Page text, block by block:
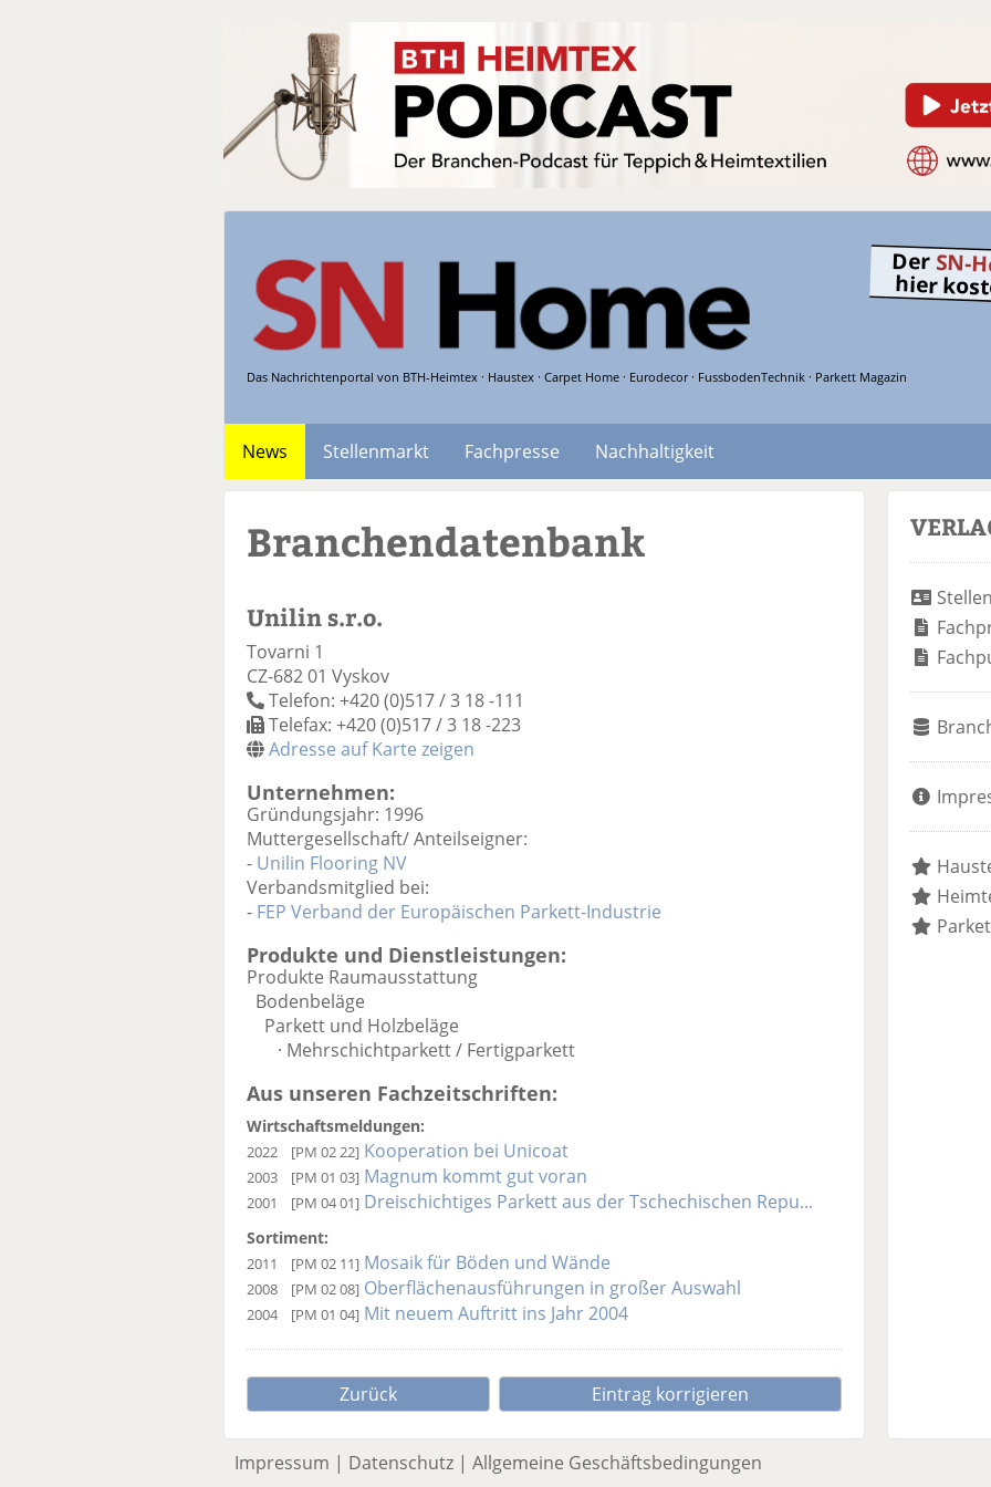
Das Nachrichtenportal von BTH-Heimtex · Haustex · Carpet Home · Eurodecor · FussbodenTechnik · Parkett Magazin
Der SN-
hier
News Stellenmarkt Fachpresse
Nachhaltigkeit
Branchendatenbank
Unilin s.r.o.
Tovarni 1
CZ-682 01 Vyskov
Telefon: +420 (0)517 / 3 18 -111
Telefax: +420 (0)517 / 3 18 -223
Adresse auf Karte zeigen
Unternehmen:
Gründungsjahr: 1996
Muttergesellschaft/ Anteilseigner:
- Unilin Flooring NV
Verbandsmitglied bei:
- FEP Verband der Europäischen Parkett-Industrie
Produkte und Dienstleistungen:
Produkte Raumausstattung
Bodenbeläge
Parkett und Holzbeläge
· Mehrschichtparkett / Fertigparkett
Aus unseren Fachzeitschriften:
Wirtschaftsmeldungen:
2022 [PM 02 22] Kooperation bei Unicoat
2003 [PM 01 03] Magnum kommt gut voran
2001 [PM 04 01] Dreischichtiges Parkett aus der Tschechischen Repu...
Sortiment:
2011 [PM 02 11] Mosaik für Böden und Wände
2008 [PM 02 08] Oberflächenausführungen in großer Auswahl
2004 [PM 01 04] Mit neuem Auftritt ins Jahr 2004
Zurück Eintrag korrigieren
Impressum | Datenschutz | Allgemeine Geschäftsbedingungen